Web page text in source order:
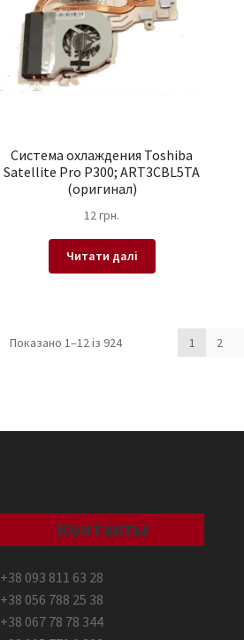
Система охлаждения Toshiba
Satellite Pro P300; ART3CBL5TA
(оригинал)
12грн.
Читати далі
Показано 1–12 із 924Sorted
1 2
Контакты
+38 093 811 63 28
+38 056 788 25 38
+38 067 78 78 344